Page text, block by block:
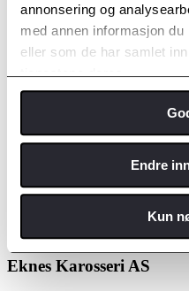
annonsering og
med annen informasjon
eller som de har samlet
tjenestene deres.
Endre
Kun
Eknes Karosseri AS